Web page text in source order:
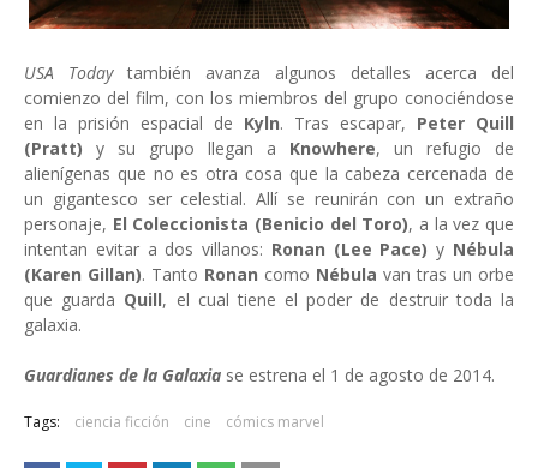
USA Todaytambién avanza algunos detalles acerca del
comienzo del film, con los miembros del grupo conociéndose
en la prisión espacial de Kyln. Tras escapar, Peter Quill
(Pratt) y su grupo llegan a Knowhere, un refugio de
alienígenas que no es otra cosa que la cabeza cercenada de
un gigantesco ser celestial. Allí se reunirán con un extraño
personaje, El Coleccionista (Benicio del Toro), a la vez que
intentan evitar a dos villanos: Ronan (Lee Pace)y Nébula
(Karen Gillan). Tanto Ronan como Nébula van tras un orbe
que guarda Quill, el cual tiene el poder de destruir toda la
galaxia.
Guardianes de la Galaxia se estrena el 1 de agosto de 2014.
Tags: ciencia ficción cine cómics marvel